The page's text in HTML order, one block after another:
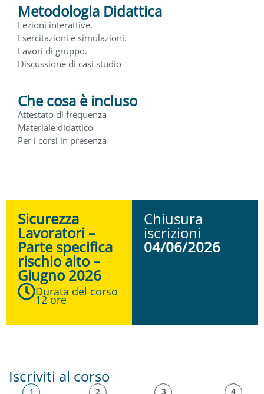
Metodologia Didattica
Lezioni interattive.
Esercitazioni e simulazioni.
Lavori di gruppo.
Discussione di casi studio
Che cosa è incluso
Attestato di frequenza
Materiale didattico
Per i corsi in presenza
Sicurezza
Lavoratori –
Parte specifica
rischio alto –
Giugno 2026
Durata del corso
12 ore
Chiusura
iscrizioni
04/06/2026
Iscriviti al corso
1
2
3
4